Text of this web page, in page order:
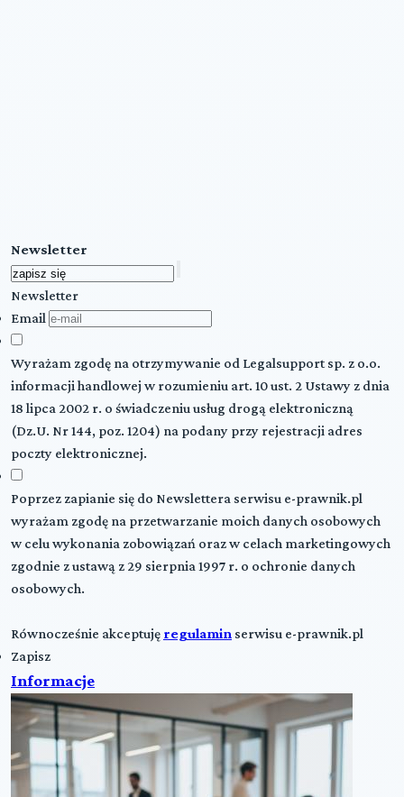
Newsletter
Newsletter
Email
Wyrażam zgodę na otrzymywanie od Legalsupport sp. z o.o.
informacji handlowej w rozumieniu art. 10 ust. 2 Ustawy z dnia
18 lipca 2002 r. o świadczeniu usług drogą elektroniczną
(Dz.U. Nr 144, poz. 1204) na podany przy rejestracji adres
poczty elektronicznej.
Poprzez zapianie się do Newslettera serwisu e-prawnik.pl
wyrażam zgodę na przetwarzanie moich danych osobowych
w celu wykonania zobowiązań oraz w celach marketingowych
zgodnie z ustawą z 29 sierpnia 1997 r. o ochronie danych
osobowych.
Równocześnie akceptuję regulamin serwisu e-prawnik.pl
Zapisz
Informacje